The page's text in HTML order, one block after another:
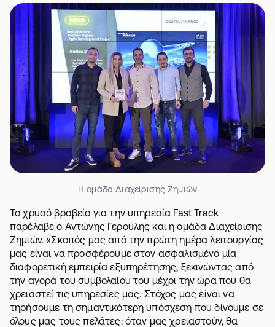
Η ομάδα Διαχείρισης Ζημιών
Το χρυσό βραβείο για την υπηρεσία Fast Track
παρέλαβε ο Αντώνης Γερούλης και η ομάδα Διαχείρισης
Ζημιών. «Σκοπός μας από την πρώτη ημέρα λειτουργίας
μας είναι να προσφέρουμε στον ασφαλισμένο μία
διαφορετική εμπειρία εξυπηρέτησης, ξεκινώντας από
την αγορά του συμβολαίου του μέχρι την ώρα που θα
χρειαστεί τις υπηρεσίες μας. Στόχος μας είναι να
τηρήσουμε τη σημαντικότερη υπόσχεση που δίνουμε σε
όλους μας τους πελάτες: όταν μας χρειαστούν, θα